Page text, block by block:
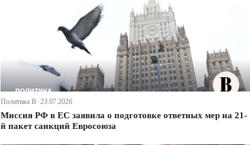
Политика В· 23.07.2026
Миссия РФ в ЕС заявила о подготовке ответных мер на 21-
й пакет санкций Евросоюза